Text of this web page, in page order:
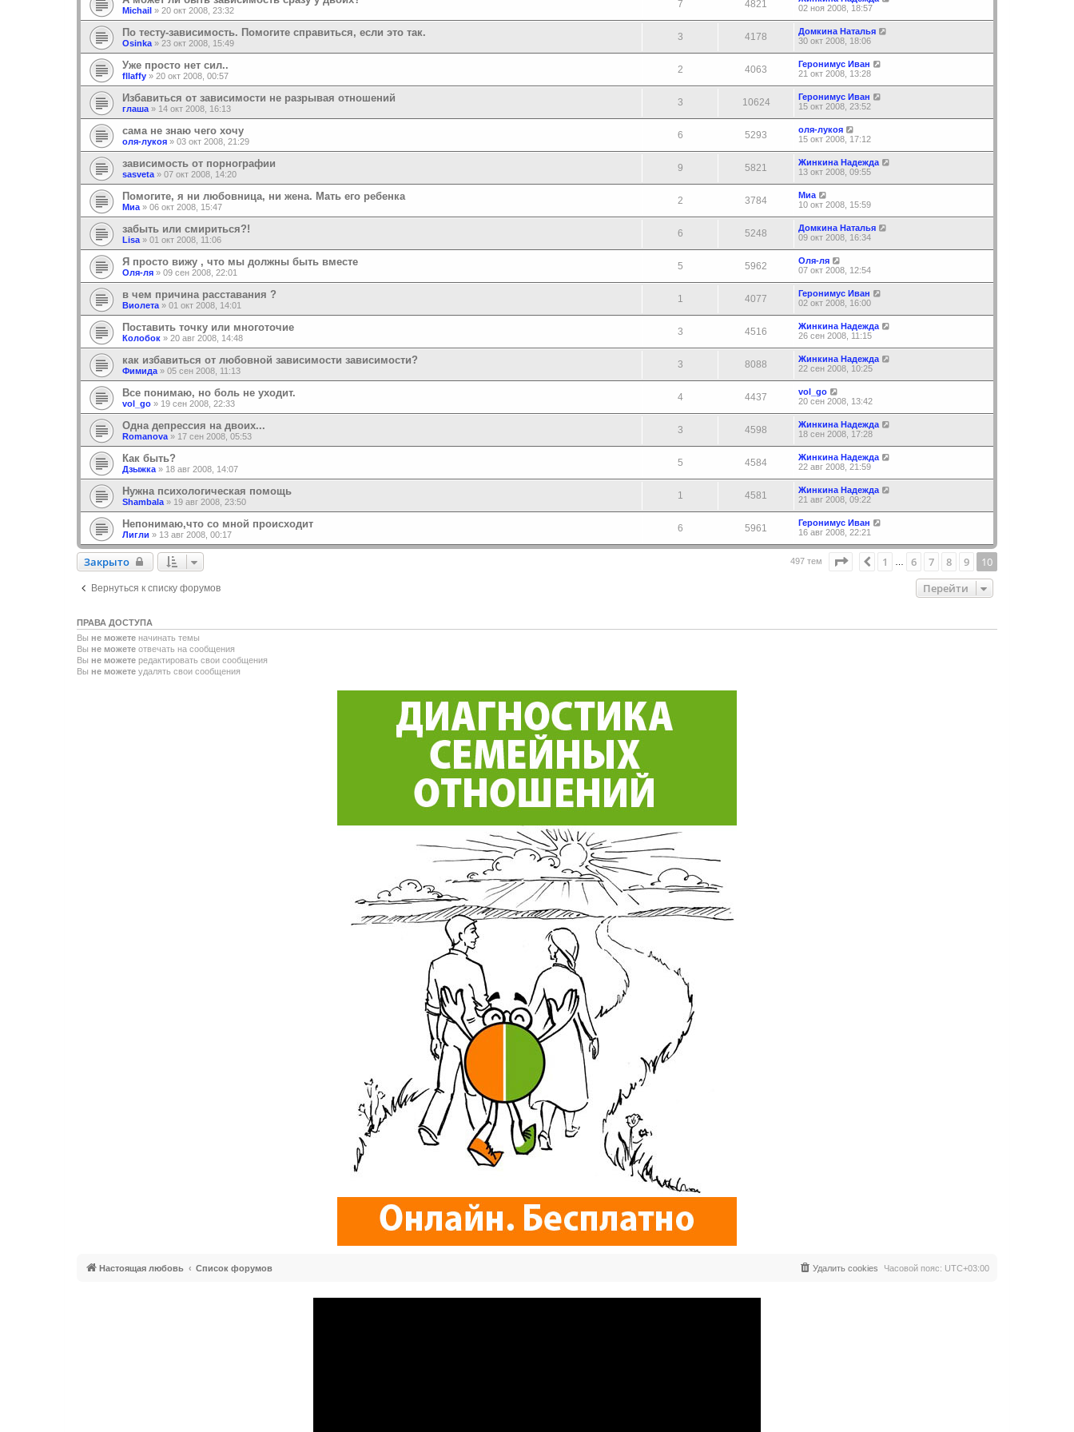
Michail » 20 окт 2008, 23:32
7 4821
02 ноя 2008, 18:57
По тесту-зависимость. Помогите справиться, если это так.
Osinka » 23 окт 2008, 15:49
3 4178
Домкина Наталья
30 окт 2008, 18:06
Уже просто нет сил..
fllaffy » 20 окт 2008, 00:57
2 4063
Геронимус Иван
21 окт 2008, 13:28
Избавиться от зависимости не разрывая отношений
глаша » 14 окт 2008, 16:13
3 10624
Геронимус Иван
15 окт 2008, 23:52
сама не знаю чего хочу
оля-лукоя » 03 окт 2008, 21:29
6 5293
оля-лукоя
15 окт 2008, 17:12
зависимость от порнографии
sasveta » 07 окт 2008, 14:20
9 5821
Жинкина Надежда
13 окт 2008, 09:55
Помогите, я ни любовница, ни жена. Мать его ребенка
Миа » 06 окт 2008, 15:47
2 3784
Миа
10 окт 2008, 15:59
забыть или смириться?!
Lisa » 01 окт 2008, 11:06
6 5248
Домкина Наталья
09 окт 2008, 16:34
Я просто вижу , что мы должны быть вместе
Оля-ля » 09 сен 2008, 22:01
5 5962
Оля-ля
07 окт 2008, 12:54
в чем причина расставания ?
Виолета » 01 окт 2008, 14:01
1 4077
Геронимус Иван
02 окт 2008, 16:00
Поставить точку или многоточие
Колобок » 20 авг 2008, 14:48
3 4516
Жинкина Надежда
26 сен 2008, 11:15
как избавиться от любовной зависимости зависимости?
Фимида » 05 сен 2008, 11:13
3 8088
Жинкина Надежда
22 сен 2008, 10:25
Все понимаю, но боль не уходит.
vol_go » 19 сен 2008, 22:33
4 4437
vol_go
20 сен 2008, 13:42
Одна депрессия на двоих...
Romanova » 17 сен 2008, 05:53
3 4598
Жинкина Надежда
18 сен 2008, 17:28
Как быть?
Дзыжка » 18 авг 2008, 14:07
5 4584
Жинкина Надежда
22 авг 2008, 21:59
Нужна психологическая помощь
Shambala » 19 авг 2008, 23:50
1 4581
Жинкина Надежда
21 авг 2008, 09:22
Непонимаю,что со мной происходит
Лигли » 13 авг 2008, 00:17
6 5961
Геронимус Иван
16 авг 2008, 22:21
Закрыто
Закрыто 497 тем Страница 10из10
Пред.
1 6 7 8 9 10
Вернуться к списку форумов Перейти
ПРАВА ДОСТУПА
Вы не можете начинать темы
Вы не можете отвечать на сообщения
Вы не можете редактировать свои сообщения
Вы не можете удалять свои сообщения
Настоящая любовь Список форумов Часовой пояс: UTC+03:00
Удалить cookies